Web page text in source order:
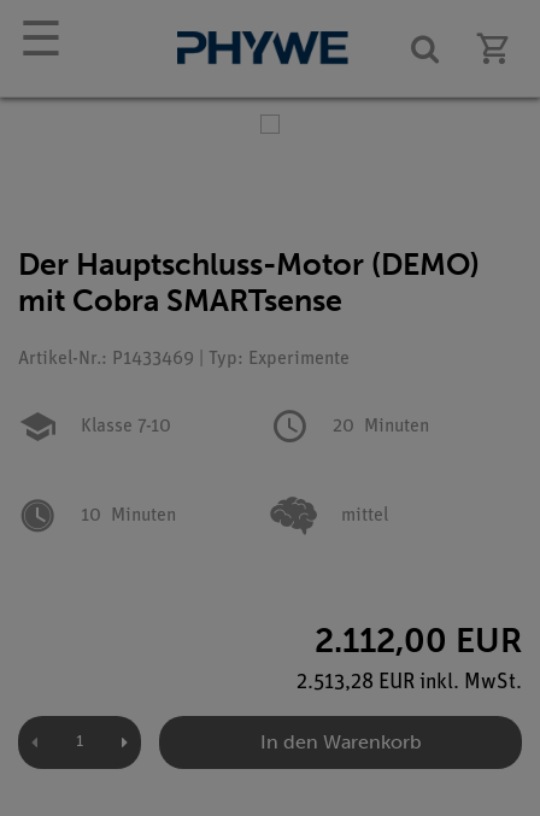
☰
Der Hauptschluss-Motor (DEMO)
mit Cobra SMARTsense
Artikel-Nr.: P1433469 | Typ: Experimente
Klasse 7-10 20 Minuten
10 Minuten mittel
2.112,00 EUR
2.513,28 EUR inkl. MwSt.
In den Warenkorb